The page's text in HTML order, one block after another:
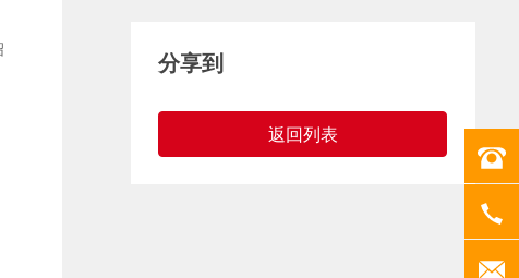
分享到
返回列表